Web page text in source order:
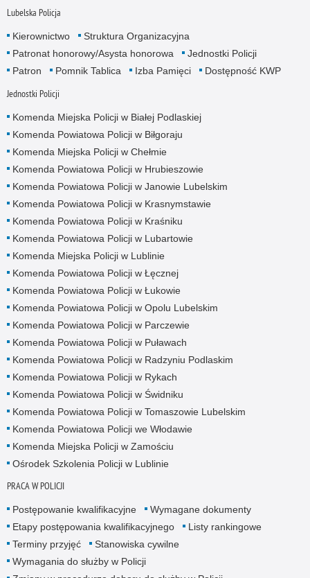
Lubelska Policja
Kierownictwo
Struktura Organizacyjna
Patronat honorowy/Asysta honorowa
Jednostki Policji
Patron
Pomnik Tablica Izba Pamięci Dostępność KWP
Jednostki Policji
Komenda Miejska Policji w Białej Podlaskiej
Komenda Powiatowa Policji w Biłgoraju
Komenda Miejska Policji w Chełmie
Komenda Powiatowa Policji w Hrubieszowie
Komenda Powiatowa Policji w Janowie Lubelskim
Komenda Powiatowa Policji w Krasnymstawie
Komenda Powiatowa Policji w Kraśniku
Komenda Powiatowa Policji w Lubartowie
Komenda Miejska Policji w Lublinie
Komenda Powiatowa Policji w Łęcznej
Komenda Powiatowa Policji w Łukowie
Komenda Powiatowa Policji w Opolu Lubelskim
Komenda Powiatowa Policji w Parczewie
Komenda Powiatowa Policji w Puławach
Komenda Powiatowa Policji w Radzyniu Podlaskim
Komenda Powiatowa Policji w Rykach
Komenda Powiatowa Policji w Świdniku
Komenda Powiatowa Policji w Tomaszowie Lubelskim
Komenda Powiatowa Policji we Włodawie
Komenda Miejska Policji w Zamościu
Ośrodek Szkolenia Policji w Lublinie
PRACA W POLICJI
Postępowanie kwalifikacyjne
Wymagane dokumenty
Etapy postępowania kwalifikacyjnego
Listy rankingowe
Terminy przyjęć
Stanowiska cywilne
Wymagania do służby w Policji